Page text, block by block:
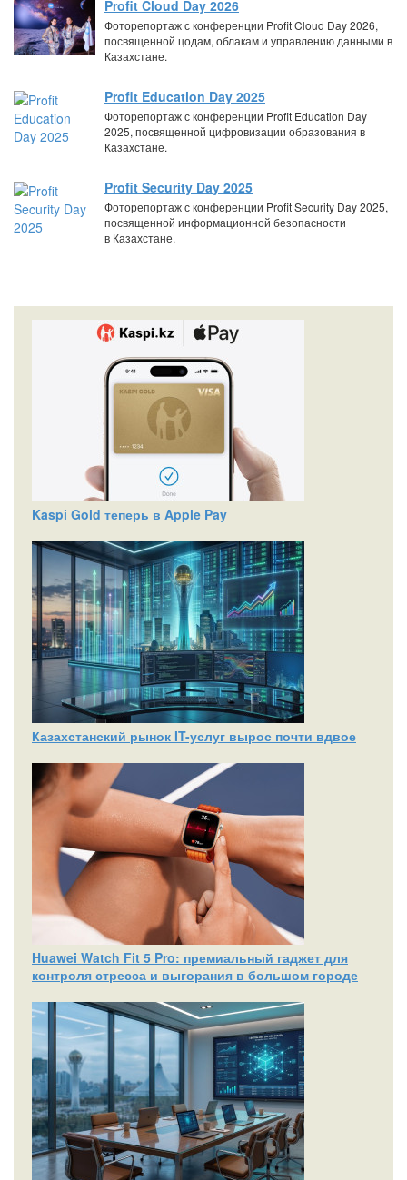
Profit Cloud Day 2026
Фоторепортаж с конференции Profit Cloud Day 2026,
посвященной цодам, облакам и управлению данными в
Казахстане.
Profit Education Day 2025
Фоторепортаж с конференции Profit Education Day
2025, посвященной цифровизации образования в
Казахстане.
Profit Security Day 2025
Фоторепортаж с конференции Profit Security Day 2025,
посвященной информационной безопасности
в Казахстане.
Kaspi Gold теперь в Apple Pay
Казахстанский рынок IT-услуг вырос почти вдвое
Huawei Watch Fit 5 Pro: премиальный гаджет для
контроля стресса и выгорания в большом городе